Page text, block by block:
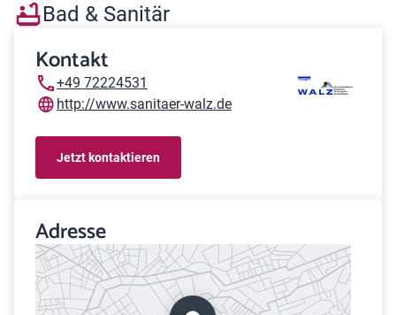
Bad & Sanitär
Kontakt
+49 72224531
http://www.sanitaer-walz.de
Jetzt kontaktieren
Adresse